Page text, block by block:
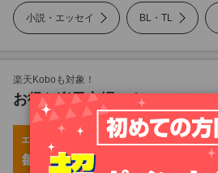
小説・エッセイ BL・TL
ノンフィクション
美容・暮らし
雑誌
楽天Koboも対象！
お得な楽天市場のキャンペーン